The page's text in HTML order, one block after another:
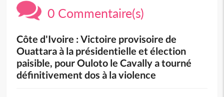
0 Commentaire(s)
Côte d'Ivoire : Victoire provisoire de
Ouattara à la présidentielle et élection
paisible, pour Ouloto le Cavally a tourné
définitivement dos à la violence